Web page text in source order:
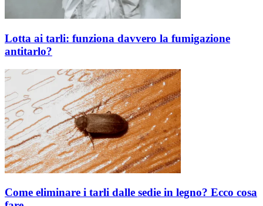
Lotta ai tarli: funziona davvero la fumigazione
antitarlo?
Come eliminare i tarli dalle sedie in legno? Ecco cosa